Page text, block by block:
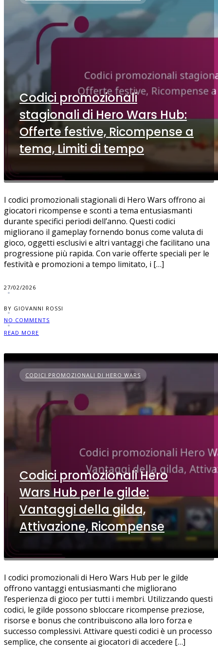
Codici promozionali
stagionali di Hero Wars Hub:
Offerte festive, Ricompense a
tema, Limiti di tempo
I codici promozionali stagionali di Hero Wars offrono ai
giocatori ricompense e sconti a tema entusiasmanti
durante specifici periodi dell’anno. Questi codici
migliorano il gameplay fornendo bonus come valuta di
gioco, oggetti esclusivi e altri vantaggi che facilitano una
progressione più rapida. Con varie offerte speciali per le
festività e promozioni a tempo limitato, i […]
27/02/2026
BY GIOVANNI ROSSI
NO COMMENTS
READ MORE
CODICI PROMOZIONALI DI HERO WARS
Codici promozionali Hero
Wars Hub per le gilde:
Vantaggi della gilda,
Attivazione, Ricompense
I codici promozionali di Hero Wars Hub per le gilde
offrono vantaggi entusiasmanti che migliorano
l’esperienza di gioco per tutti i membri. Utilizzando questi
codici, le gilde possono sbloccare ricompense preziose,
risorse e bonus che contribuiscono alla loro forza e
successo complessivi. Attivare questi codici è un processo
semplice, che consente ai giocatori di accedere […]